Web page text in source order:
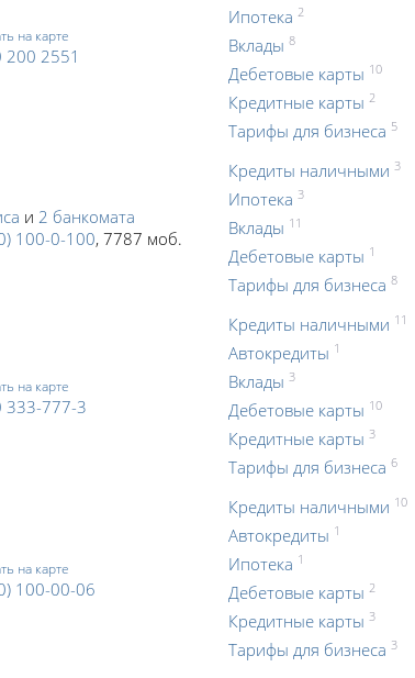
на карте
200 2551
Ипотека 2
Вклады 8
Дебетовые карты 10
Кредитные карты 2
Тарифы для бизнеса 5
и 2 банкомата
100-0-100, 7787 моб.
Кредиты наличными 3
Ипотека 3
Вклады 11
Дебетовые карты 1
Тарифы для бизнеса 8
на карте
333-777-3
Кредиты наличными 11
Автокредиты 1
Вклады 3
Дебетовые карты 10
Кредитные карты 3
Тарифы для бизнеса 6
на карте
100-00-06
Кредиты наличными 10
Автокредиты 1
Ипотека 1
Дебетовые карты 2
Кредитные карты 3
Тарифы для бизнеса 3